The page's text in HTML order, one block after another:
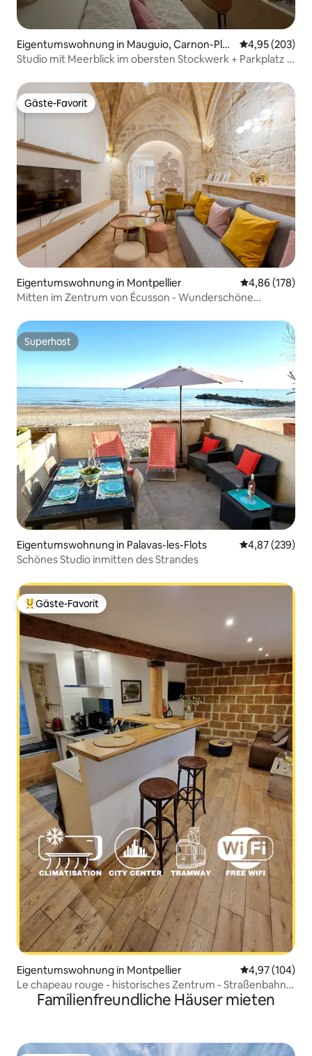
Eigentumswohnung in Mauguio, Carnon-Plag
e
4,95 (203)
Studio mit Meerblick im obersten Stockwerk + Parkplatz +
Gäste-Favorit
Gäste-Favorit
Eigentumswohnung in Montpellier
4,86 (178)
Mitten im Zentrum von Écusson - Wunderschöne
Superhost
Superhost
Eigentumswohnung in Palavas-les-Flots
4,87 (239)
Schönes Studio inmitten des Strandes
Beliebter Gäste-Favorit.
Gäste-Favorit
Eigentumswohnung in Montpellier
4,97 (104)
Le chapeau rouge - historisches Zentrum - Straßenbahn -
Klimaanlage
Familienfreundliche Häuser mieten